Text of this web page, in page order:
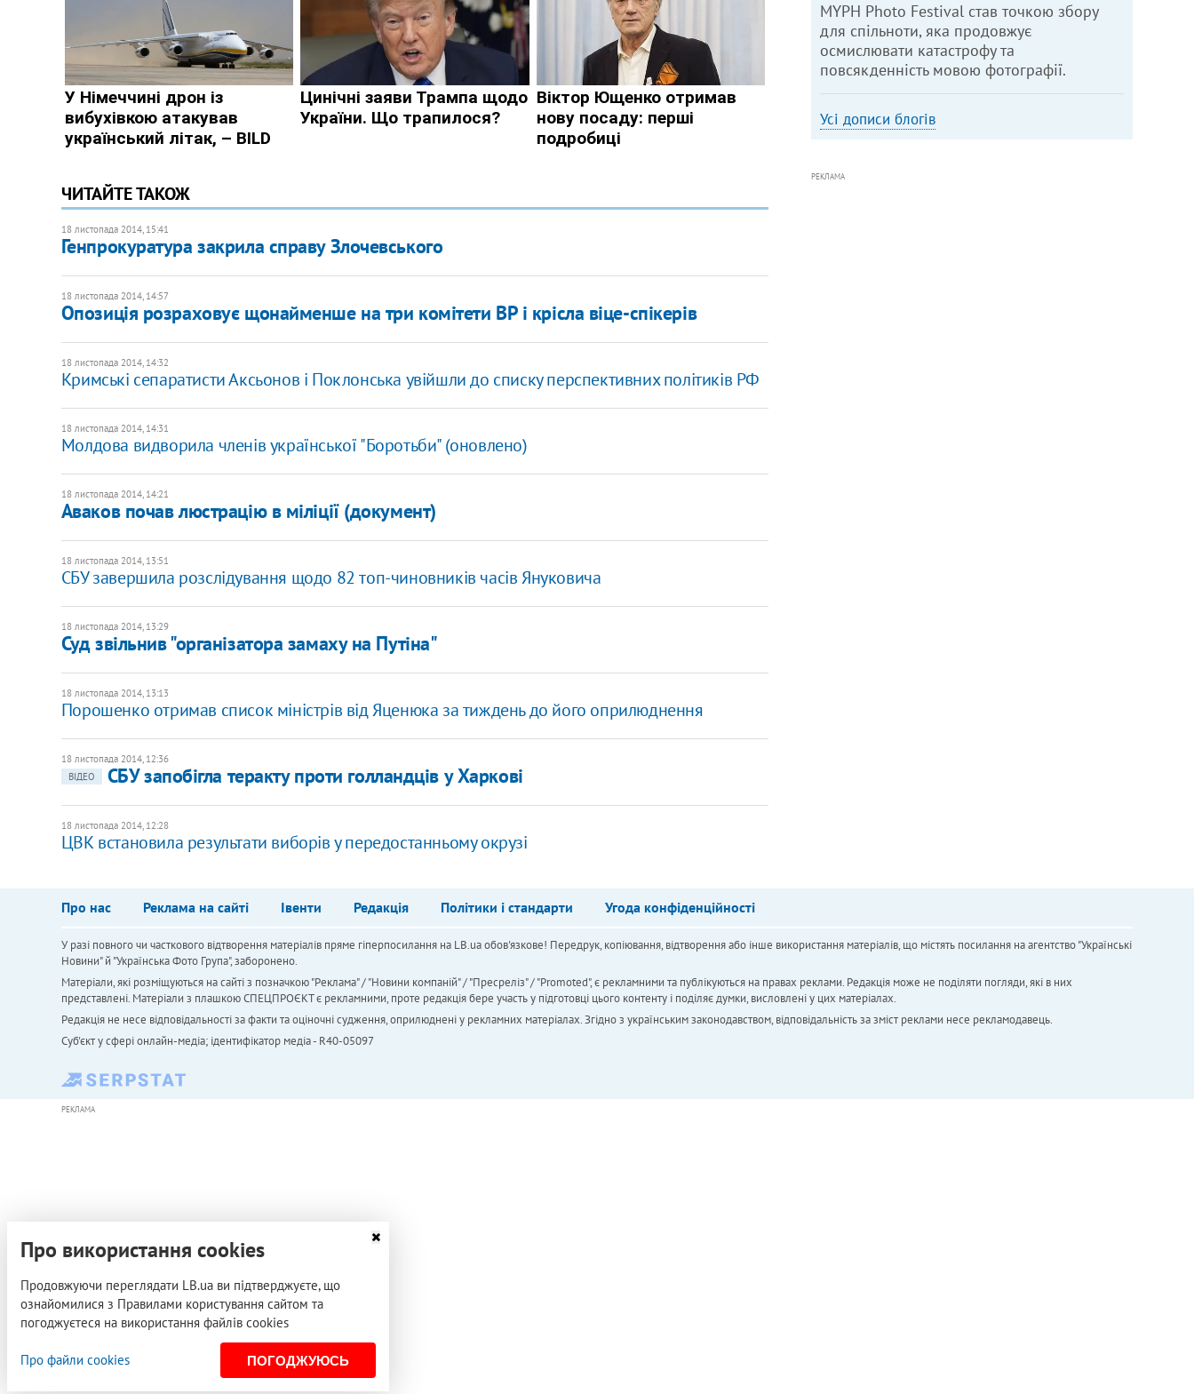
ЧИТАЙТЕ ТАКОЖ
18 листопада 2014, 15:41
Генпрокуратура закрила справу Злочевського
18 листопада 2014, 14:57
Опозиція розраховує щонайменше на три комітети ВР і крісла віце-спікерів
18 листопада 2014, 14:32
Кримські сепаратисти Аксьонов і Поклонська увійшли до списку перспективних політиків РФ
18 листопада 2014, 14:31
Молдова видворила членів української "Боротьби" (оновлено)
18 листопада 2014, 14:21
Аваков почав люстрацію в міліції (документ)
18 листопада 2014, 13:51
СБУ завершила розслідування щодо 82 топ-чиновників часів Януковича
18 листопада 2014, 13:29
Суд звільнив "організатора замаху на Путіна"
18 листопада 2014, 13:13
Порошенко отримав список міністрів від Яценюка за тиждень до його оприлюднення
18 листопада 2014, 12:36
ВІДЕО
СБУ запобігла теракту проти голландців у Харкові
18 листопада 2014, 12:28
ЦВК встановила результати виборів у передостанньому окрузі
MYPH Photo Festival став точкою збору
для спільноти, яка продовжує
осмислювати катастрофу та
повсякденність мовою фотографії.
Усі дописи блогів
РЕКЛАМА
Про нас Реклама на сайті Івенти Редакція Політики і стандарти Угода конфіденційності
У разі повного чи часткового відтворення матеріалів пряме гіперпосилання на LB.ua обов'язкове! Передрук, копіювання, відтворення або інше використання матеріалів, що містять посилання на агентство "Українськi
Новини" й "Українська Фото Група", заборонено.
Матеріали, які розміщуються на сайті з позначкою "Реклама" / "Новини компаній" / "Пресреліз" / "Promoted", є рекламними та публікуються на правах реклами. Редакція може не поділяти погляди, які в них
представлені. Матеріали з плашкою СПЕЦПРОЄКТ є рекламними, проте редакція бере участь у підготовці цього контенту і поділяє думки, висловлені у цих матеріалах.
Редакція не несе відповідальності за факти та оціночні судження, оприлюднені у рекламних матеріалах. Згідно з українським законодавством, відповідальність за зміст реклами несе рекламодавець.
Cуб'єкт у сфері онлайн-медіа; ідентифікатор медіа - R40-05097
РЕКЛАМА
Про використання cookies
Продовжуючи переглядати LB.ua ви підтверджуєте, що
ознайомилися з Правилами користування сайтом та
погоджуєтеся на використання файлів cookies
Про файли cookies ПОГОДЖУЮСЬ